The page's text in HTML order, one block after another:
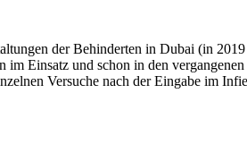
der Behinderten in Dubai (in
Einsatz und schon in den
Versuche nach der Eingabe im